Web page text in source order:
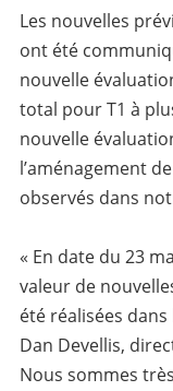
Les nouvelles
ont été
nouvelle
total pour T1 à
nouvelle
l’aménagement
observés dans
« En date du 23
valeur de
été réalisées dans
Dan Devellis,
Nous sommes